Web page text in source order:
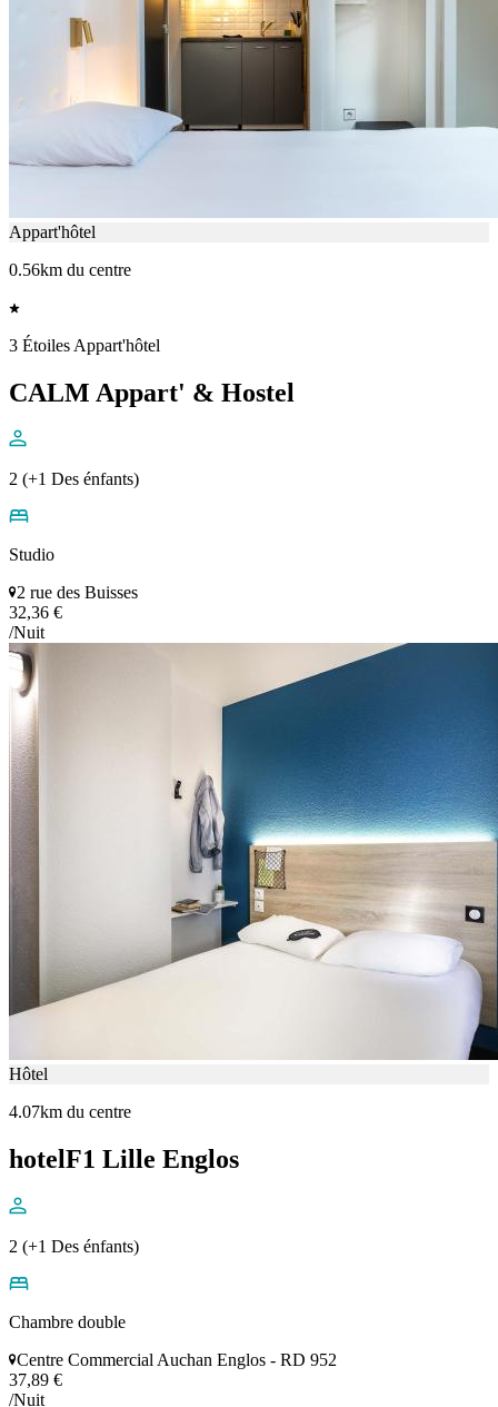
Appart'hôtel
0.56km du centre
3 Étoiles Appart'hôtel
CALM Appart' & Hostel
2 (+1 Des énfants)
Studio
2 rue des Buisses
32,36 €
/Nuit
Hôtel
4.07km du centre
hotelF1 Lille Englos
2 (+1 Des énfants)
Chambre double
Centre Commercial Auchan Englos - RD 952
37,89 €
/Nuit